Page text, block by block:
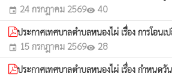
event 24 กรกฎาคม 2569visibility 40
ประกาศเทศบาลตำบลหนองไผ่ เรื่อง การโอ
event 15 กรกฎาคม 2569visibility 28
ประกาศเทศบาลตำบลหนองไผ่ เรื่อง กำหนด